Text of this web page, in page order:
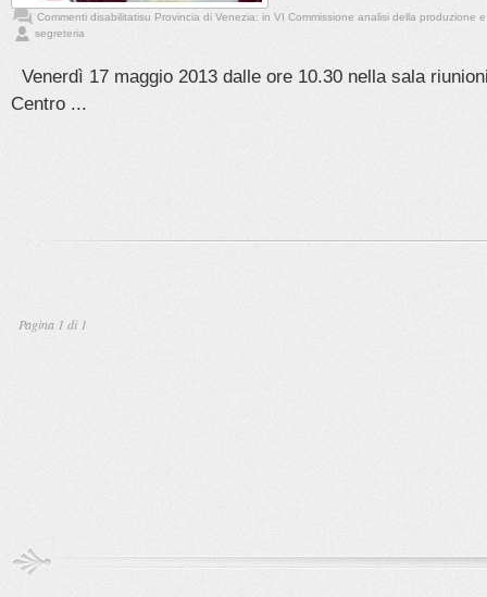
Commenti disabilitatisu Provincia di Venezia: in VI Commissione analisi della produzione
segreteria
Venerdì 17 maggio 2013 dalle ore 10.30 nella sala
Centro ...
Pagina 1 di 1